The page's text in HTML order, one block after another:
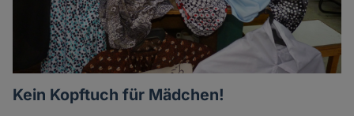
Kein Kopftuch für Mädchen!